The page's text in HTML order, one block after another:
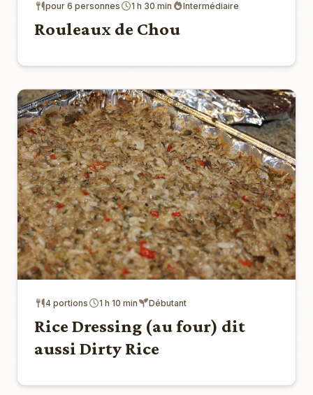
pour 6 personnes 1 h 30 min Intermédiaire
Rouleaux de Chou
4 portions 1 h 10 min Débutant
Rice Dressing (au four) dit
aussi Dirty Rice